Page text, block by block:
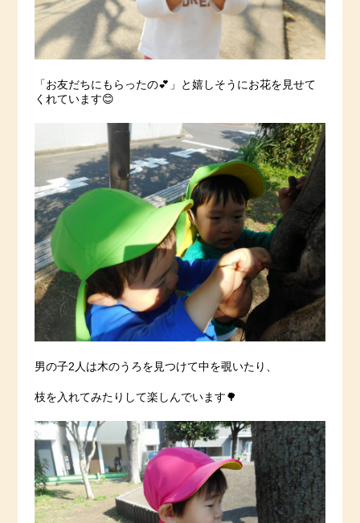
「お友だちにもらったの💕」と嬉しそうにお花を見せて
くれています😊
男の子2人は木のうろを見つけて中を覗いたり、
枝を入れてみたりして楽しんでいます🌳